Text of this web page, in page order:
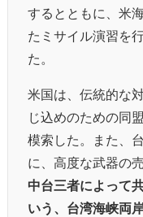
するとともに、米
たミサイル演習を
た。
米国は、伝統的な
じ込めのための同
模索した。また、
に、高度な武器の
中台三者によって
いう、台湾海峡両